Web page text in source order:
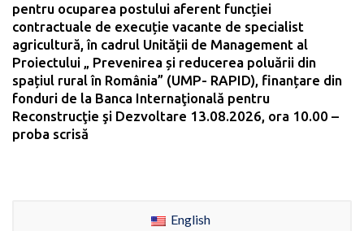
pentru ocuparea postului aferent funcției
contractuale de execuție vacante de specialist
agricultură, în cadrul Unității de Management al
Proiectului „ Prevenirea și reducerea poluării din
spațiul rural în România” (UMP- RAPID), finanțare din
fonduri de la Banca Internaţională pentru
Reconstrucţie şi Dezvoltare 13.08.2026, ora 10.00 –
proba scrisă
English